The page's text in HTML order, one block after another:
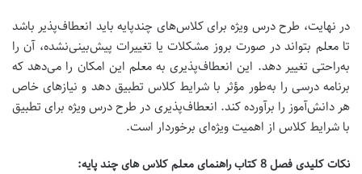
در نهایت، طرح درس ویژه برای کلاس‌های چندپایه باید انعطاف‌پذیر باشد
تا معلم بتواند در صورت بروز مشکلات یا تغییرات پیش‌بینی‌نشده، آن را
به‌راحتی تغییر دهد. این انعطاف‌پذیری به معلم این امکان را می‌دهد که
برنامه درسی را به‌طور مؤثر با شرایط کلاس تطبیق دهد و نیازهای خاص
هر دانش‌آموز را برآورده کند. انعطاف‌پذیری در طرح درس ویژه برای تطبیق
با شرایط کلاس از اهمیت ویژه‌ای برخوردار است.
نکات کلیدی فصل 8 کتاب راهنمای معلم کلاس های چند پایه: